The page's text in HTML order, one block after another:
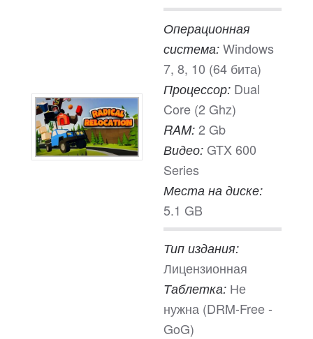
Операционная
система: Windows
7, 8, 10 (64 бита)
Процессор: Dual
Core (2 Ghz)
RAM: 2 Gb
Видео: GTX 600
Series
Места на диске:
5.1 GB
Тип издания:
Лицензионная
Таблетка: Не
нужна (DRM-Free -
GoG)